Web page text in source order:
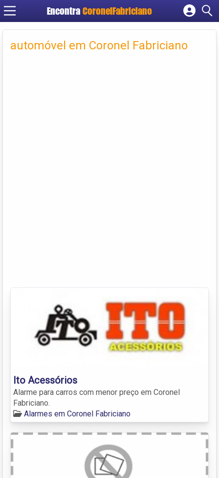
Encontra CoronelFabriciano
Cadastrar empresa
Criar conta
automóvel em Coronel Fabriciano
Ito Acessórios
Alarme para carros com menor preço em Coronel
Fabriciano.
Alarmes em Coronel Fabriciano